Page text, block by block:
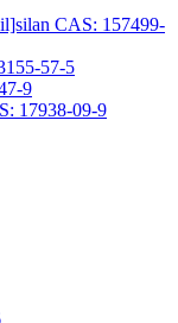
CAS: 157499-
57-5
9
17938-09-9